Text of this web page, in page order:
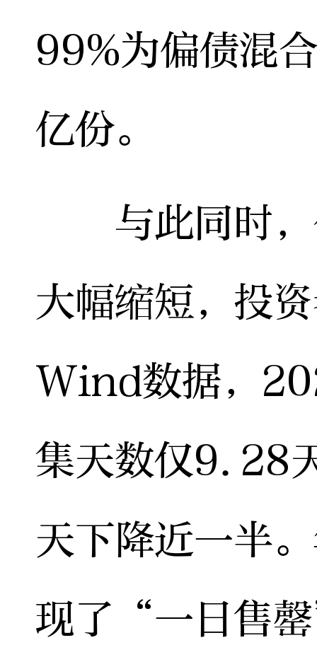
99%为偏债混
亿份。
与此同时，
大幅缩短，投
Wind数据，
集天数仅9.28
天下降近一半
现了“一日售